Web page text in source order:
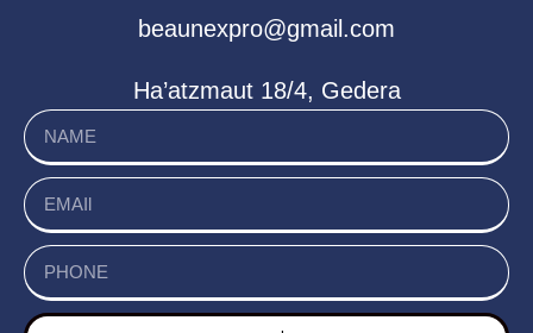
beaunexpro@gmail.com
Ha’atzmaut 18/4, Gedera